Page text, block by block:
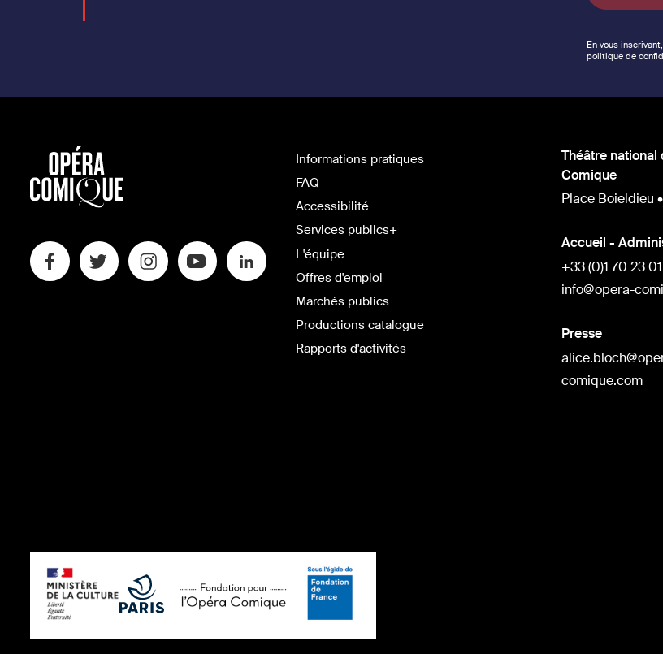
En vous
politique de
Informations pratiques
FAQ
Accessibilité
Services publics+
L'équipe
Offres d'emploi
Marchés publics
Productions catalogue
Rapports d'activités
Théâtre national
Comique
Place Boieldieu
Accueil -
+33 (0)1 70 23
info@opera-
Presse
comique.com